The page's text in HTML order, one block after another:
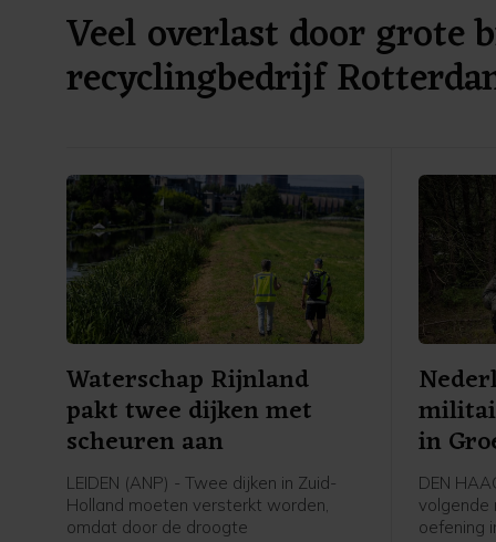
Veel overlast door grote
recyclingbedrijf
Waterschap Rijnland
pakt twee dijken met
scheuren aan
LEIDEN (ANP) - Twee dijken in Zuid-
Holland moeten versterkt worden,
omdat door de droogte
in
DEN
volgende
oefening